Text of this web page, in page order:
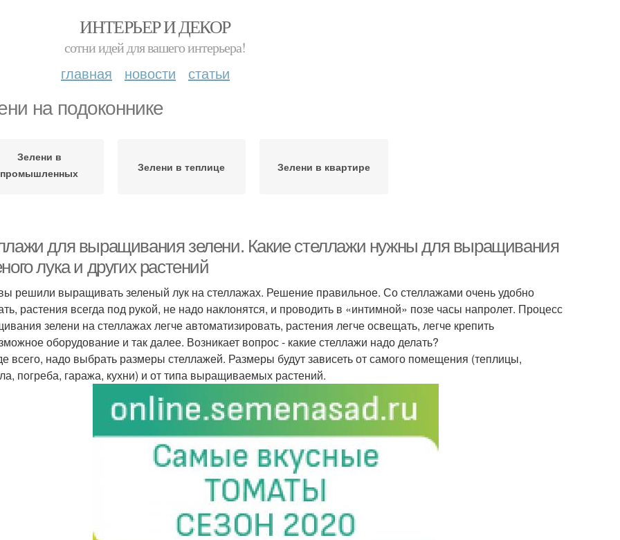
ИНТЕРЬЕР И ДЕКОР
сотни идей для вашего интерьера!
главная новости статьи
на подоконнике
Зелени в
промышленных
Зелени в теплице Зелени в квартире
для выращивания зелени. Какие стеллажи нужны для выращивания
лука и других растений
решили выращивать зеленый лук на стеллажах. Решение правильное. Со стеллажами очень удобно
растения всегда под рукой, не надо наклонятся, и проводить в «интимной» позе часы напролет. Процесс
зелени на стеллажах легче автоматизировать, растения легче освещать, легче крепить
оборудование и так далее. Возникает вопрос - какие стеллажи надо делать?
всего, надо выбрать размеры стеллажей. Размеры будут зависеть от самого помещения (теплицы,
погреба, гаража, кухни) и от типа выращиваемых растений.